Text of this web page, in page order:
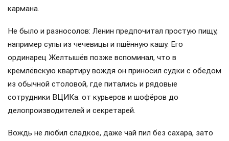
кармана.
Не было и разносолов: Ленин предпочитал простую пищу,
например супы из чечевицы и пшённую кашу. Его
ординарец Желтышёв позже вспоминал, что в
кремлёвскую квартиру вождя он приносил судки с обедом
из обычной столовой, где питались и рядовые
сотрудники ВЦИКа: от курьеров и шофёров до
делопроизводителей и секретарей.
Вождь не любил сладкое, даже чай пил без сахара, зато